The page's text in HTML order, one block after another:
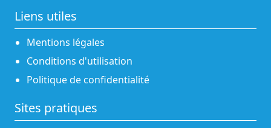
Liens utiles
Mentions légales
Conditions d'utilisation
Politique de confidentialité
Sites pratiques